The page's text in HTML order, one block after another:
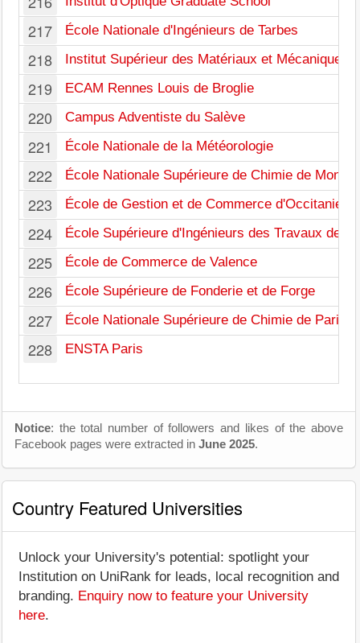
217 École Nationale d'Ingénieurs de Tarbes
218 Institut Supérieur des Matériaux et Mécaniques
219 ECAM Rennes Louis de Broglie
220 Campus Adventiste du Salève
221 École Nationale de la Météorologie
222 École Nationale Supérieure de Chimie de
223 École de Gestion et de Commerce d'Occitanie
224 École Supérieure d'Ingénieurs des Travaux de
225 École de Commerce de Valence
226 École Supérieure de Fonderie et de Forge
227 École Nationale Supérieure de Chimie de Paris
228 ENSTA Paris
Notice: the total number of followers and likes of the above
Facebook pages were extracted in June 2025.
Country Featured Universities
Unlock your University's potential: spotlight your
Institution on UniRank for leads, local recognition and
branding. Enquiry now to feature your University
here.